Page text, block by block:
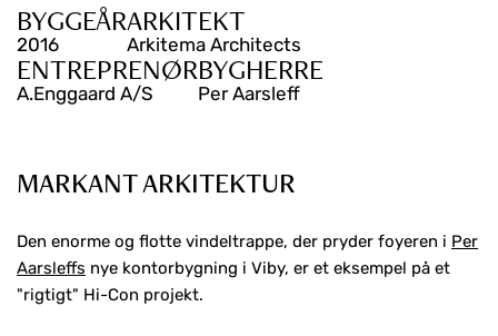
BYGGEÅR
2016
ARKITEKT
Arkitema Architects
ENTREPRENØR
A.Enggaard A/S
BYGHERRE
Per Aarsleff
MARKANT ARKITEKTUR
Den enorme og flotte vindeltrappe, der pryder foyeren i Per
Aarsleffs nye kontorbygning i Viby, er et eksempel på et
"rigtigt" Hi-Con projekt.